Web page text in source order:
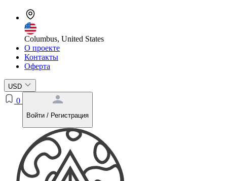
Columbus, United States
О проекте
Контакты
Оферта
USD
0
Войти / Регистрация